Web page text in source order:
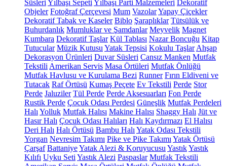
Süsleri Yılbaşı Sepeti Yılbaşı Parti Malzemeleri Dekoratif
Objeler Fotoğraf Çerçevesi Mum VazolarYapay Çiçekler
Dekoratif Tabak ve Kaseler Biblo Şaraplıklar Tütsülük ve
Buhurdanlık Mumluklar ve Şamdanlar Meyvelik Magnet
Kumbara Dekoratif Taşlar Kül Tablası Nazar Boncuğu Kitap
Tutucular Müzik Kutusu Yatak Tepsisi Kokulu Taşlar Ahşap
Dekorasyon Ürünleri Duvar Süsleri Cansız Manken Mutfak
Tekstili Amerikan Servis Masa Örtüleri Mutfak Önlüğü
Mutfak Havlusu ve Kurulama Bezi Runner Fırın Eldiveni ve
Tutacak Raf Örtüsü Kumaş Peçete Ev Tekstili Perde Stor
Perde Jaluziler Tül Perde Perde Aksesuarları Fon Perde
Rustik Perde Çocuk Odası Perdesi Güneşlik Mutfak Perdeleri
Halı Yolluk Mutfak Halısı Makine Halısı Shaggy Halı Jüt ve
Hasır Halı Çocuk Odası Halıları Halı Kaydırmazı El Halısı
Deri Halı Halı Örtüsü Bambu Halı Yatak Odası Tekstili
Yorgan Nevresim Takımı Pike ve Pike Takımı Yatak Örtüsü
Çarşaf BattaniyeYatak Alezi & Koruyucusu YastıkYastık
Kılıfı Uyku Seti Yastık Alezi Paspaslar Mutfak Tekstili